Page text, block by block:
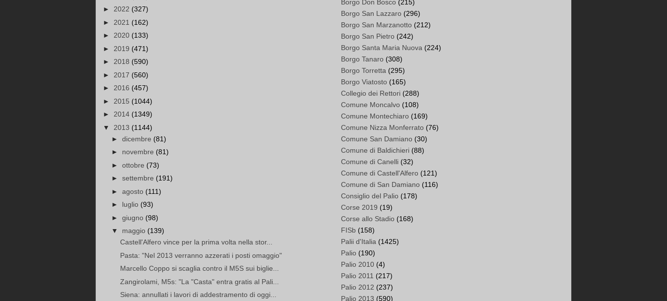
► 2022 (327)
► 2021 (162)
► 2020 (133)
► 2019 (471)
► 2018 (590)
► 2017 (560)
► 2016 (457)
► 2015 (1044)
► 2014 (1349)
▼ 2013 (1144)
► dicembre (81)
► novembre (81)
► ottobre (73)
► settembre (191)
► agosto (111)
► luglio (93)
► giugno (98)
▼ maggio (139)
Castell'Alfero vince per la prima volta nella stor...
Pasta: "Nel 2013 verranno azzerati i posti omaggio"
Marcello Coppo si scaglia contro il M5S sui biglie...
Zangirolami, M5s: "La "Casta" entra gratis al Pali...
Siena: annullati i lavori di addestramento di oggi...
Borgo Don Bosco (215)
Borgo San Lazzaro (296)
Borgo San Marzanotto (212)
Borgo San Pietro (242)
Borgo Santa Maria Nuova (224)
Borgo Tanaro (308)
Borgo Torretta (295)
Borgo Viatosto (165)
Collegio dei Rettori (288)
Comune Moncalvo (108)
Comune Montechiaro (169)
Comune Nizza Monferrato (76)
Comune San Damiano (30)
Comune di Baldichieri (88)
Comune di Canelli (32)
Comune di Castell'Alfero (121)
Comune di San Damiano (116)
Consiglio del Palio (178)
Corse 2019 (19)
Corse allo Stadio (168)
FISb (158)
Palii d'Italia (1425)
Palio (190)
Palio 2010 (4)
Palio 2011 (217)
Palio 2012 (237)
Palio 2013 (590)